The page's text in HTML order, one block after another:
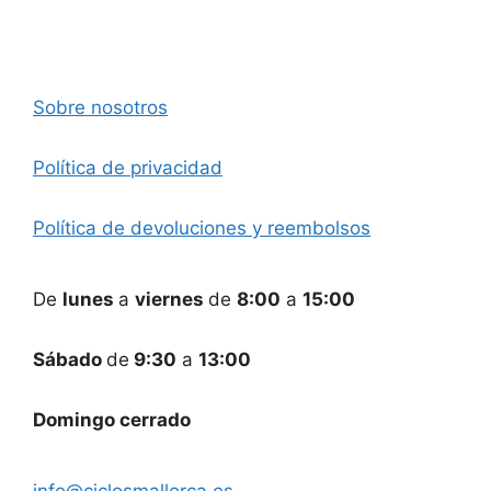
Sobre nosotros
Política de privacidad
Política de devoluciones y reembolsos
De lunes a viernes de 8:00 a 15:00
Sábado de 9:30 a 13:00
Domingo cerrado